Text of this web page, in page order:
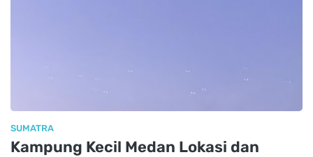
SUMATRA
Kampung Kecil Medan Lokasi dan